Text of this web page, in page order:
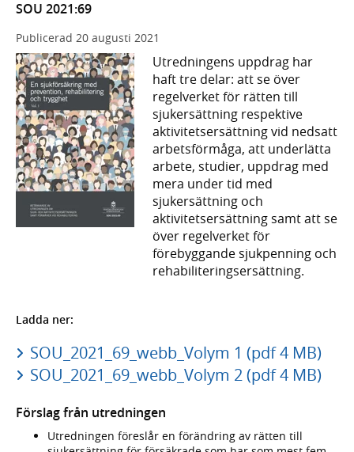
SOU 2021:69
Publicerad 20 augusti 2021
Utredningens uppdrag har
haft tre delar: att se över
regelverket för rätten till
sjukersättning respektive
aktivitetsersättning vid nedsatt
arbetsförmåga, att underlätta
arbete, studier, uppdrag med
mera under tid med
sjukersättning och
aktivitetsersättning samt att se
över regelverket för
förebyggande sjukpenning och
rehabiliteringsersättning.
Ladda ner:
SOU_2021_69_webb_Volym 1 (pdf 4 MB)
SOU_2021_69_webb_Volym 2 (pdf 4 MB)
Förslag från utredningen
Utredningen föreslår en förändring av rätten till